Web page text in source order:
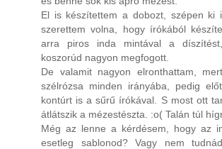
El is készítettem a dobozt, szépen ki
szerettem volna, hogy írókából
arra piros inda mintával a
koszorúd nagyon megfogott.
De valamit nagyon elronthattam,
szélrózsa minden irányába, pedig
kontúrt is a sűrű írókával. S most ott
átlátszik a mézestészta. :o( Talán túl
Még az lenne a kérdésem, hogy az
esetleg sablonod? Vagy nem